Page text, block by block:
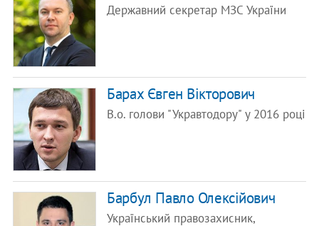
Державний секретар МЗС України
Барах Євген Вікторович
В.о. голови "Укравтодору" у 2016 році
Барбул Павло Олексійович
Український правозахисник,